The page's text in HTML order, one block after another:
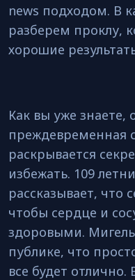
news подходом. В
разберем проклу,
хорошие
Как вы уже знаете,
преждевременная
раскрывается
избежать. 109
рассказывает, что
чтобы сердце и
здоровыми.
публике, что
все будет отлично.